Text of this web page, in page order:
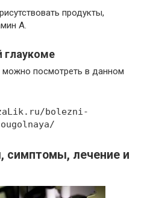
продукты,
А.
глаукоме
посмотреть в данном
bolezni-
симптомы, лечение и